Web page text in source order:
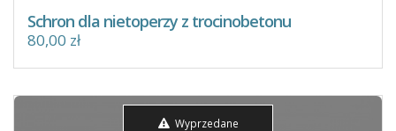
Schron dla nietoperzy z trocinobetonu
80,00 zł
Wyprzedane